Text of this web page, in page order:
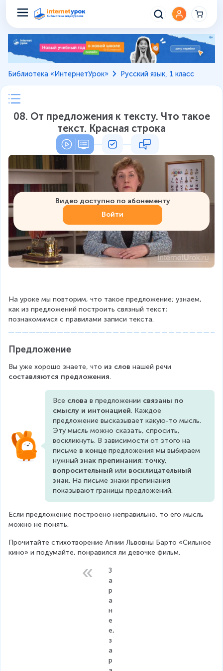
Библиотека «ИнтернетУрок» Русский язык, 1 класс
08. От предложения к тексту. Что такое
текст. Красная строка
Видео доступно по абонементу
Войти
На уроке мы повторим, что такое предложение; узнаем,
как из предложений построить связный текст;
познакомимся с правилами записи текста.
Предложение
Вы уже хорошо знаете, что из слов нашей речи
составляются предложения.
Все слова в предложении связаны по
смыслу и интонацией. Каждое
предложение высказывает какую-то мысль.
Эту мысль можно сказать, спросить,
воскликнуть. В зависимости от этого на
письме в конце предложения мы выбираем
нужный знак препинания: точку,
вопросительный или восклицательный
знак. На письме знаки препинания
показывают границы предложений.
Если предложение построено неправильно, то его мысль
можно не понять.
Прочитайте стихотворение Агнии Львовны Барто «Сильное
кино» и подумайте, понравился ли девочке фильм.
З
а
р
а
н
е
е,
з
а
р